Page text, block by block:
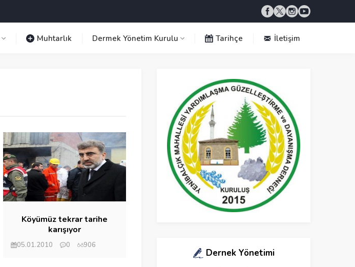
Muhtarlık Dermek Yönetim Kurulu Tarihçe İletişim
Köyümüz tekrar tarihe
karışıyor
05.01.2010 0
906
Dernek Yönetimi